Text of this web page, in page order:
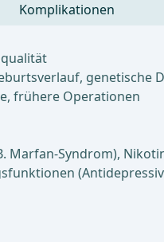
Komplikationen
genetische
frühere Operationen
Marfan-Syndrom),